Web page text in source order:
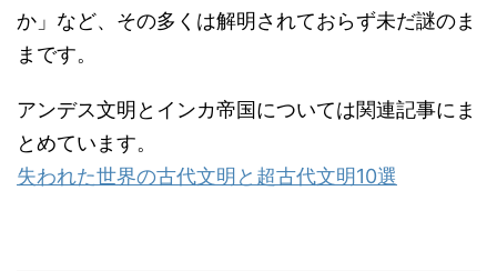
か」など、その多くは解明されておらず未だ謎のま
まです。
アンデス文明とインカ帝国については関連記事にま
とめています。
失われた世界の古代文明と超古代文明10選